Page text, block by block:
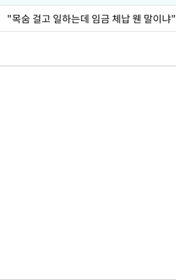
"목숨 걸고 일하는데 임금 체납 웬 말이냐"